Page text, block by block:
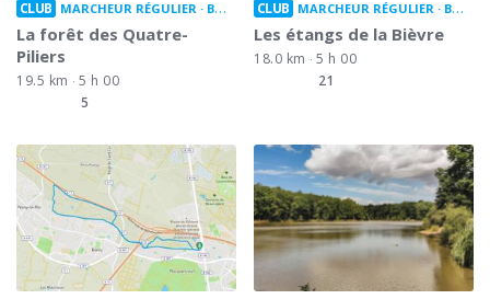
CLUB MARCHEUR RÉGULIER BOUCLE
La forêt des Quatre-
Piliers
19.5 km
5 h 00
5
CLUB MARCHEUR RÉGULIER BOUCLE
Les étangs de la Bièvre
18.0 km
5 h 00
21